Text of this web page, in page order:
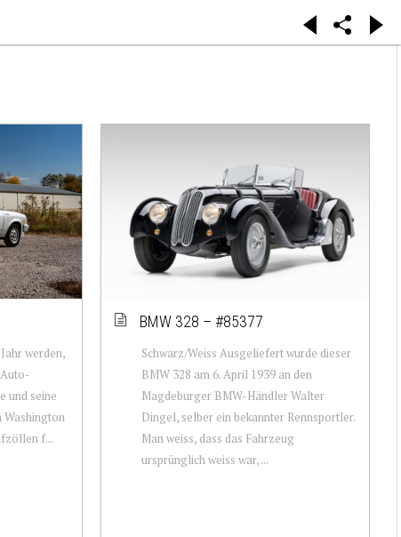
werden,
und seine
Washington
f...
BMW 328 – #85377
Schwarz/Weiss Ausgeliefert wurde dieser
BMW 328 am 6. April 1939 an den
Magdeburger BMW-Händler Walter
Dingel, selber ein bekannter Rennsportler.
Man weiss, dass das Fahrzeug
ursprünglich weiss war, ...